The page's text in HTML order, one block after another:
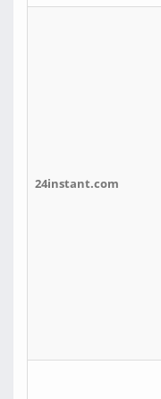
24instant.com